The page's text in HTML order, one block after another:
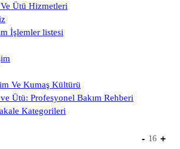
Ütü Hizmetleri
İşlemler listesi
Ve Kumaş Kültürü
Ütü: Profesyonel Bakım Rehberi
Kategorileri
- 16 +